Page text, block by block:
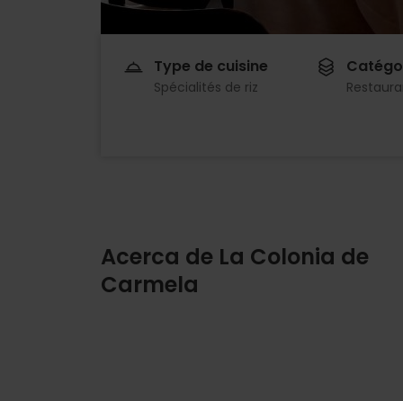
Type de cuisine
Spécialités de riz
Acerca de La Colonia de
Carmela